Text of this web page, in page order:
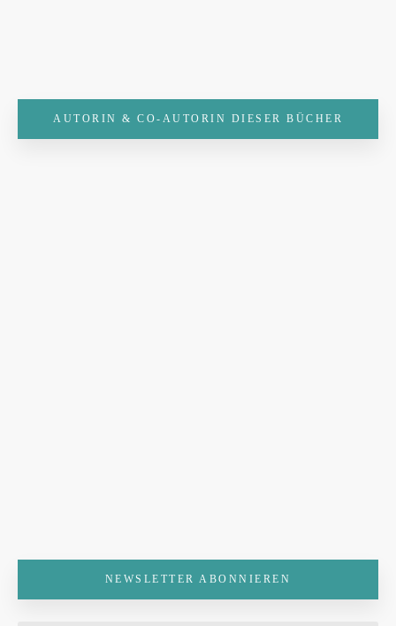
AUTORIN & CO-AUTORIN DIESER BÜCHER
NEWSLETTER ABONNIEREN